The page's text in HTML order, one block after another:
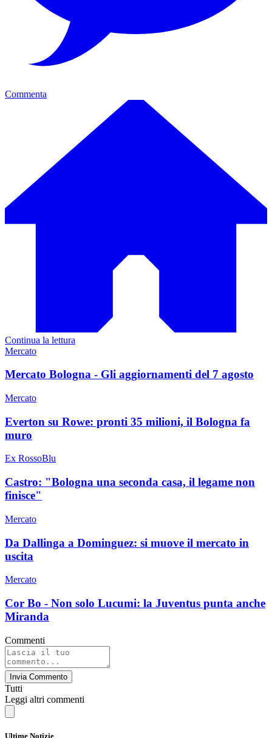
Commenta
Continua la lettura
Mercato
Mercato Bologna - Gli aggiornamenti del 7 agosto
Mercato
Everton su Rowe: pronti 35 milioni, il Bologna fa
muro
Ex RossoBlu
Castro: "Bologna una seconda casa, il legame non
finisce"
Mercato
Da Dallinga a Dominguez: si muove il mercato in
uscita
Mercato
Cor Bo - Non solo Lucumi: la Juventus punta anche
Miranda
Commenti
Invia Commento
Tutti
Leggi altri commenti
Ultime Notizie